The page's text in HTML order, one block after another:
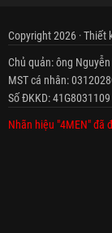
Copyright 2026 · Thiết
Chủ quản: ông
MST cá nhân:
Số ĐKKD:
Nhãn hiệu "4MEN" đã